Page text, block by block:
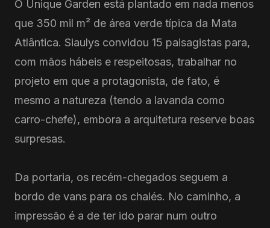
O Unique Garden está plantado em nada menos
que 350 mil m² de área verde típica da Mata
Atlântica. Siaulys convidou 15 paisagistas para,
com mãos hábeis e respeitosas, trabalhar no
projeto em que a protagonista, de fato, é
mesmo a natureza (tendo a lavanda como
carro-chefe), embora a arquitetura reserve boas
surpresas.
Da portaria, os recém-chegados seguem a
bordo de vans para os chalés. No caminho, a
impressão é a de ter ido parar num outro